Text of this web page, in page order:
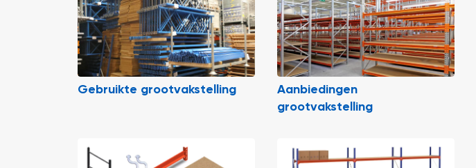
Gebruikte grootvakstelling
Aanbiedingen
grootvakstelling